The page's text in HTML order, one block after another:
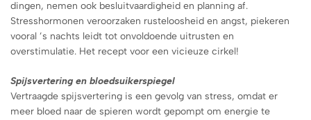
dingen, nemen ook besluitvaardigheid en planning af.
Stresshormonen veroorzaken rusteloosheid en angst, piekeren
vooral ’s nachts leidt tot onvoldoende uitrusten en
overstimulatie. Het recept voor een vicieuze cirkel!
Spijsvertering en bloedsuikerspiegel
Vertraagde spijsvertering is een gevolg van stress, omdat er
meer bloed naar de spieren wordt gepompt om energie te